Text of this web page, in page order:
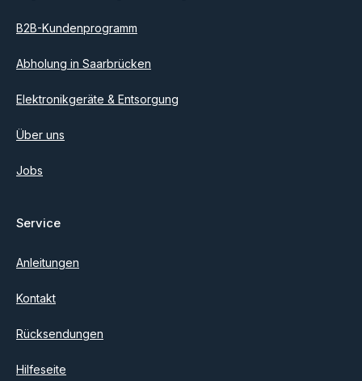
B2B-Kundenprogramm
Abholung in Saarbrücken
Elektronikgeräte & Entsorgung
Über uns
Jobs
Service
Anleitungen
Kontakt
Rücksendungen
Hilfeseite